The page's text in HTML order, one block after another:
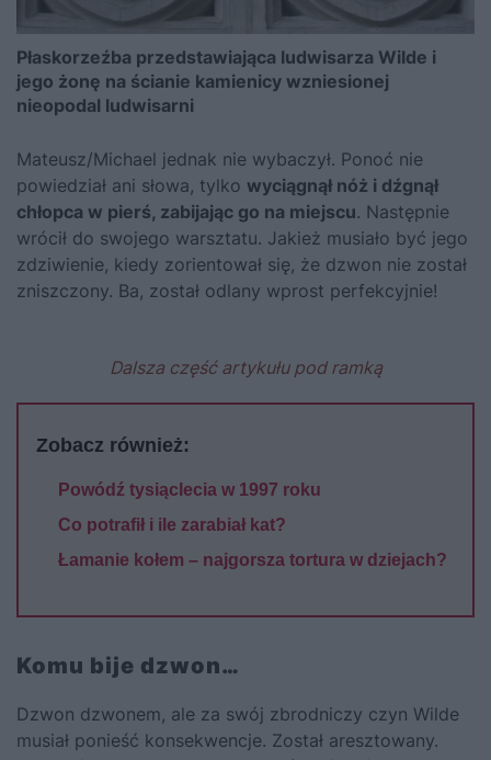
Płaskorzeźba przedstawiająca ludwisarza Wilde i
jego żonę na ścianie kamienicy wzniesionej
nieopodal ludwisarni
Mateusz/Michael jednak nie wybaczył. Ponoć nie
powiedział ani słowa, tylko wyciągnął nóż i dźgnął
chłopca w pierś, zabijając go na miejscu. Następnie
wrócił do swojego warsztatu. Jakież musiało być jego
zdziwienie, kiedy zorientował się, że dzwon nie został
zniszczony. Ba, został odlany wprost perfekcyjnie!
Dalsza część artykułu pod ramką
Zobacz również:
Powódź tysiąclecia w 1997 roku
Co potrafił i ile zarabiał kat?
Łamanie kołem – najgorsza tortura w dziejach?
Komu bije dzwon…
Dzwon dzwonem, ale za swój zbrodniczy czyn Wilde
musiał ponieść konsekwencje. Został aresztowany.